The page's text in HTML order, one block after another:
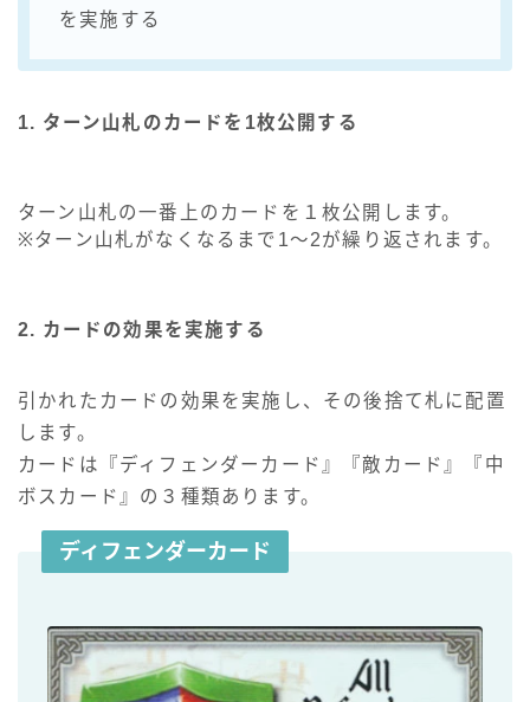
を実施する
1. ターン山札のカードを1枚公開する
ターン山札の一番上のカードを１枚公開します。
※ターン山札がなくなるまで1～2が繰り返されます。
2. カードの効果を実施する
引かれたカードの効果を実施し、その後捨て札に配置
します。
カードは『ディフェンダーカード』『敵カード』『中
ボスカード』の３種類あります。
ディフェンダーカード